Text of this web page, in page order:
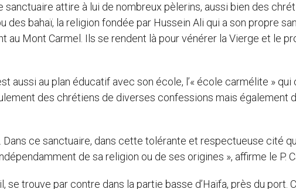
sanctuaire attire à lui de nombreux pèlerins, aussi bien des
des bahaï, la religion fondée par Hussein Ali qui a son propre
au Mont Carmel. Ils se rendent là pour vénérer la Vierge et le
aussi au plan éducatif avec son école, l’« école carmélite »
des chrétiens de diverses confessions mais également
ce sanctuaire, dans cette tolérante et respectueuse cité
de sa religion ou de ses origines », affirme le P.
se trouve par contre dans la partie basse d’Haïfa, près du port.